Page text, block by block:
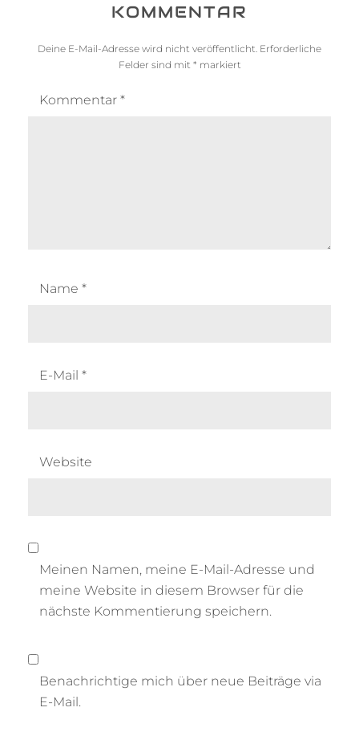
KOMMENTAR
Deine E-Mail-Adresse wird nicht veröffentlicht. Erforderliche
Felder sind mit * markiert
Kommentar *
Name *
E-Mail *
Website
Meinen Namen, meine E-Mail-Adresse und
meine Website in diesem Browser für die
nächste Kommentierung speichern.
Benachrichtige mich über neue Beiträge via
E-Mail.